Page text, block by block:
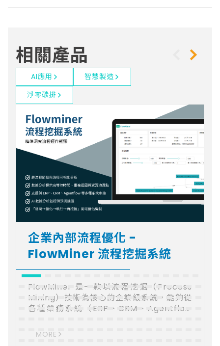
相關產品
AI應用
淨零碳排
智慧製造
企業內部流程優化 -
FlowMiner 流程挖掘系統
FlowMiner 是一款以流程挖掘（Process
Mining）技術為核心的企業級系統，能夠從
各種業務系統（ERP、CRM、Agentflow
況。企業不需仰賴人工訪談或紙本記錄，
MORE